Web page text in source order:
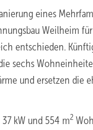
eines
Weilheim
entschieden.
sechs
und ersetzen die
kW und 554 m2